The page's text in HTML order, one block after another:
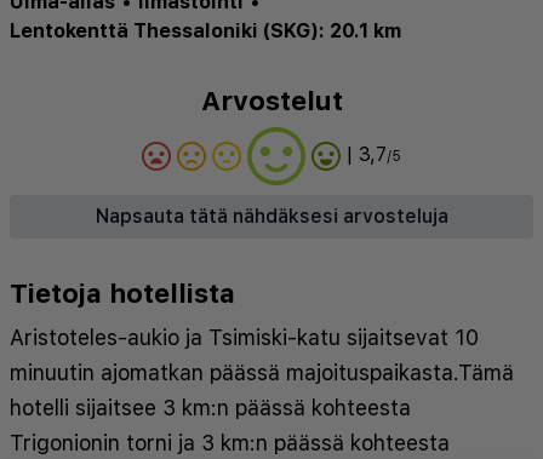
Lentokenttä Thessaloniki (SKG): 20.1 km
Arvostelut
| 3,7/5
Napsauta tätä nähdäksesi arvosteluja
Tietoja hotellista
Aristoteles-aukio ja Tsimiski-katu sijaitsevat 10
minuutin ajomatkan päässä majoituspaikasta.Tämä
hotelli sijaitsee 3 km:n päässä kohteesta
Trigonionin torni ja 3 km:n päässä kohteesta